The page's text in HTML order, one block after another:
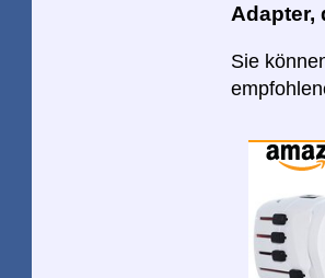
Adapter,
Sie